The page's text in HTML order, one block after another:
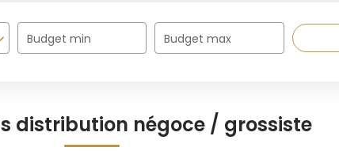
Budget min Budget max
distribution négoce / grossiste